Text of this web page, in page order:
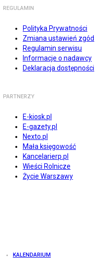
REGULAMIN
Polityka Prywatności
Zmiana ustawień zgód
Regulamin serwisu
Informacje o nadawcy
Deklaracja dostępności
PARTNERZY
E-kiosk.pl
E-gazety.pl
Nexto.pl
Mała księgowość
Kancelarierp.pl
Wieści Rolnicze
Życie Warszawy
KALENDARIUM